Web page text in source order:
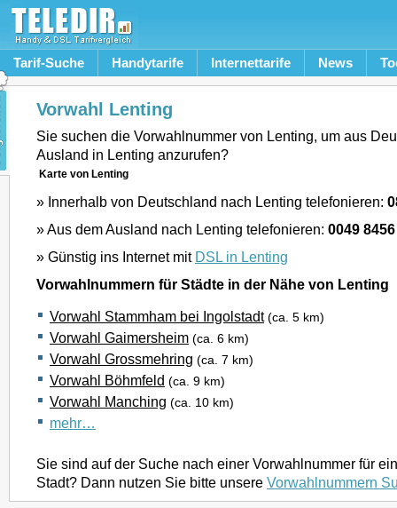
Tarif-Suche Handytarife Internettarife News
Vorwahl Lenting
Sie suchen die Vorwahlnummer von Lenting, um aus
Ausland in Lenting anzurufen?
Karte von Lenting
» Innerhalb von Deutschland nach Lenting telefonieren:
» Aus dem Ausland nach Lenting telefonieren: 0049 8456
» Günstig ins Internet mit DSL in Lenting
Vorwahlnummern für Städte in der Nähe von Lenting
Vorwahl Stammham bei Ingolstadt (ca. 5 km)
Vorwahl Gaimersheim (ca. 6 km)
Vorwahl Grossmehring (ca. 7 km)
Vorwahl Böhmfeld (ca. 9 km)
Vorwahl Manching (ca. 10 km)
mehr…
Sie sind auf der Suche nach einer Vorwahlnummer für
Stadt? Dann nutzen Sie bitte unsere Vorwahlnummern